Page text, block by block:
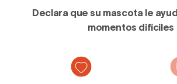
Declara que su mascota le
momentos difíciles